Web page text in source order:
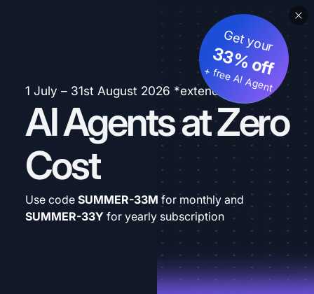
1 July – 31st August 2026 *extended
AI Agents at Zero
Cost
Get your
33% off
+ free AI Agent
Use code SUMMER-33M for monthly and
SUMMER-33Y for yearly subscription